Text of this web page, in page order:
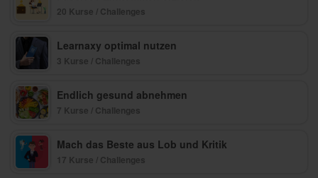
20 Kurse / Challenges
Learnaxy optimal nutzen
3 Kurse / Challenges
Endlich gesund abnehmen
7 Kurse / Challenges
Mach das Beste aus Lob und Kritik
17 Kurse / Challenges